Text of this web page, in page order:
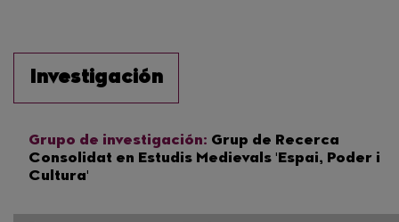
Investigación
Grupo de investigación: Grup de Recerca
Consolidat en Estudis Medievals 'Espai, Poder i
Cultura'